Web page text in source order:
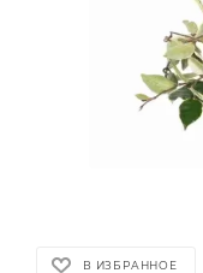
В ИЗБРАННОЕ